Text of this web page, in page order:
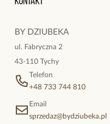
BY DZIUBEKA
ul. Fabryczna 2
43-110 Tychy
Telefon
+48 733 744 810
Email
sprzedaz@bydziubeka.pl